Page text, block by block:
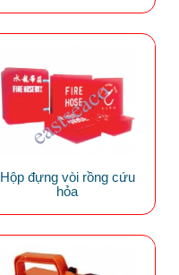
Hộp đựng vòi rồng cứu
hỏa